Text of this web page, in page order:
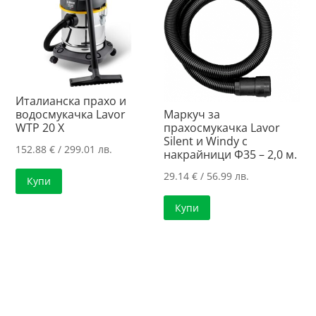
Италианска прахо и
водосмукачка Lavor
WTP 20 X
152.88€ / 299.01 лв.
Купи
Маркуч за
прахосмукачка Lavor
Silent и Windy с
накрайници Ф35 – 2,0 м.
29.14€ / 56.99 лв.
Купи